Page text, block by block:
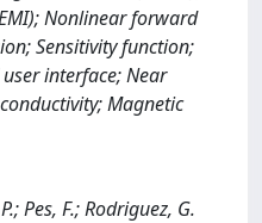
Nonlinear forward
Sensitivity function;
interface; Near
Magnetic
Pes, F.; Rodriguez, G.